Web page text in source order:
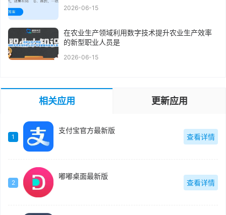
2026-06-15
在农业生产领域利用数字技术提升农业生产效率
的新型职业人员是
2026-06-15
相关应用 更新应用
1
支付宝官方最新版
查看详情
2
嘟嘟桌面最新版
查看详情